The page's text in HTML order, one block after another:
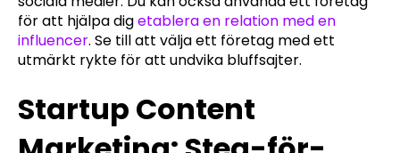
för att hjälpa digetablera en relation med en
influencer. Se till att välja ett företag med ett
utmärkt rykte för att undvika bluffsajter.
Startup Content